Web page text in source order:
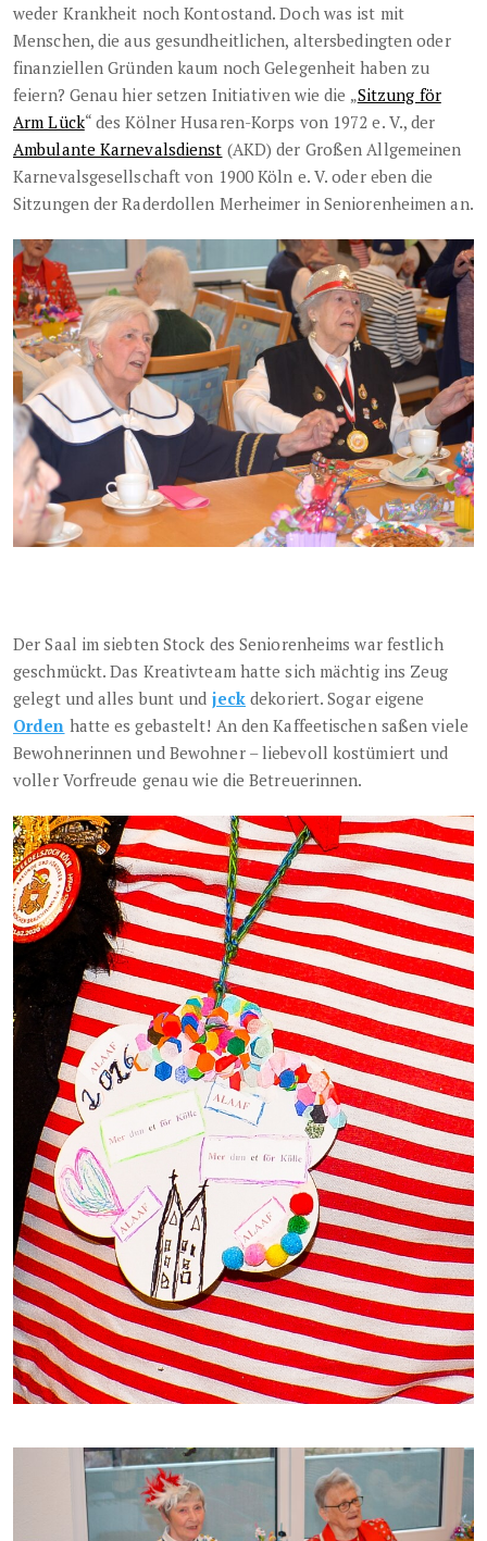
weder Krankheit noch Kontostand. Doch was ist mit
Menschen, die aus gesundheitlichen, altersbedingten oder
finanziellen Gründen kaum noch Gelegenheit haben zu
feiern? Genau hier setzen Initiativen wie die „Sitzung för
Arm Lück“ des Kölner Husaren-Korps von 1972 e. V., der
Ambulante Karnevalsdienst (AKD) der Großen Allgemeinen
Karnevalsgesellschaft von 1900 Köln e. V. oder eben die
Sitzungen der Raderdollen Merheimer in Seniorenheimen an.
Der Saal im siebten Stock des Seniorenheims war festlich
geschmückt. Das Kreativteam hatte sich mächtig ins Zeug
gelegt und alles bunt und jeck dekoriert. Sogar eigene
Orden hatte es gebastelt! An den Kaffeetischen saßen viele
Bewohnerinnen und Bewohner – liebevoll kostümiert und
voller Vorfreude genau wie die Betreuerinnen.